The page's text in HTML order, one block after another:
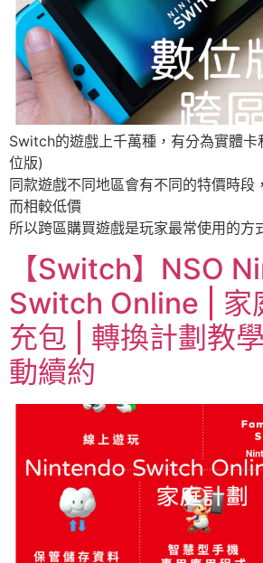
Switch的遊戲上千萬種，有分為實體
位版)
同款遊戲不同地區會有不同的特價時段
而相較低價
所以跨區購買遊戲是玩家最常使用的方
【Switch】NSO
Switch Online | 家
充包 | 轉換計劃教
動續約